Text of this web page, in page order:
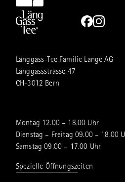
Länggass-Tee Familie Lange AG
Länggassstrasse 47
CH-3012 Bern
Montag 12.00 – 18.00 Uhr
Dienstag – Freitag 09.00 – 18.00
Samstag 09.00 – 17.00 Uhr
Spezielle Öffnungszeiten